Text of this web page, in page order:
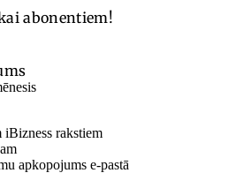
abonentiem!
rakstiem
apkopojums e-pastā